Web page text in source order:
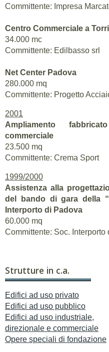
Committente: Impresa
Centro Commerciale a
34.000 mc
Committente: Edilbasso srl
Net Center Padova
280.000 mq
Committente: Progetto
2001
Ampliamento
commerciale
23.500 mq
Committente: Crema Sport
1999/2000
Assistenza alla
del bando di gara della
Interporto di Padova
60.000 mq
Committente: Soc. Interporto
Strutture in c.a.
Edifici ad uso privato
Edifici ad uso pubblico
Edifici ad uso industriale,
direzionale e commerciale
Opere speciali di fondazione